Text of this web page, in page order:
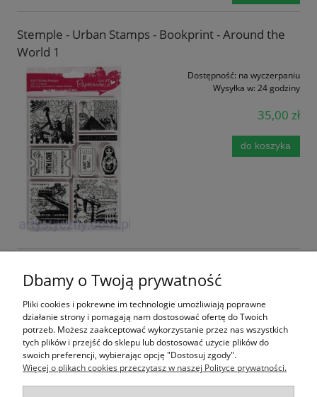
Stemple - Urban Stamps - Bookprint - Around the
World 1
Dostępność: na wyczerpaniu
Wysyłka w: 24 godziny
35,00 zł
do koszyka
Stemple Akrylowe Viva Decor - Liście Krzyże
Drzewo 038
Dostępność: na wyczerpaniu
Wysyłka w:
24 godziny
Dbamy o Twoją prywatność
Pliki cookies i pokrewne im technologie umożliwiają poprawne
działanie strony i pomagają nam dostosować ofertę do Twoich
potrzeb. Możesz zaakceptować wykorzystanie przez nas wszystkich
tych plików i przejść do sklepu lub dostosować użycie plików do
swoich preferencji, wybierając opcję "Dostosuj zgody".
Więcej o plikach cookies przeczytasz w naszej Polityce prywatności.